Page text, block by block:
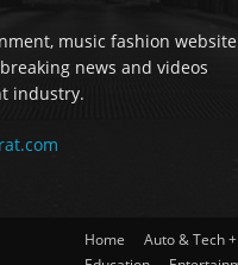
music fashion
news and videos
industry.
Home Auto & Tech +